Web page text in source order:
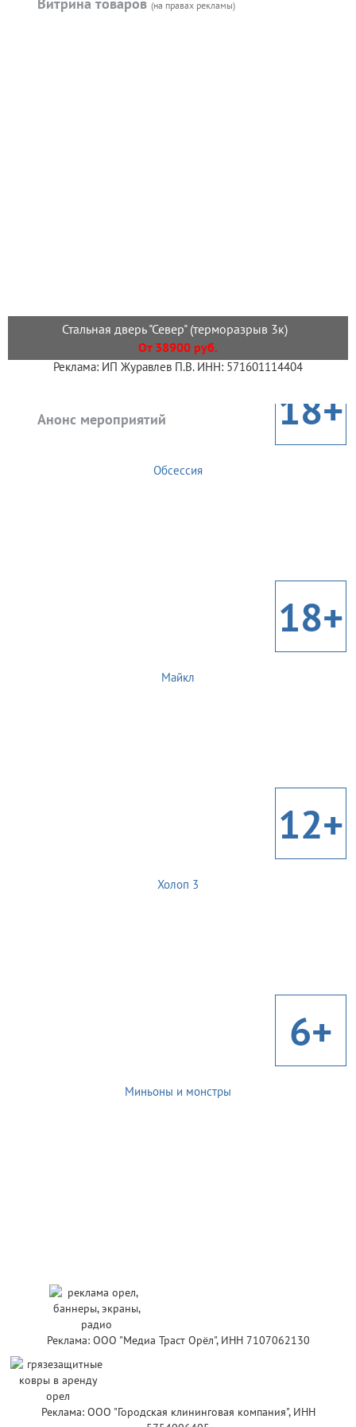
(на правах рекламы)
Стальная дверь "Север" (терморазрыв 3к)
От 38900 руб.
Реклама: ИП Журавлев П.В. ИНН: 571601114404
Анонс мероприятий 18+
Обсессия
18+
Майкл
12+
Холоп 3
6+
Миньоны и монстры
Реклама: ООО "Медиа Траст Орёл", ИНН 7107062130
Реклама: ООО "Городская клининговая компания", ИНН